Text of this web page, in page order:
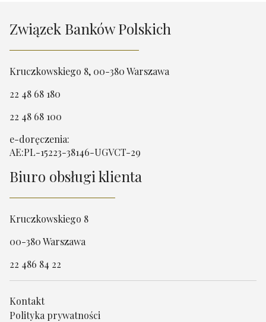
Związek Banków Polskich
Kruczkowskiego 8, 00-380 Warszawa
22 48 68 180
22 48 68 100
e-doręczenia:
AE:PL-15223-38146-UGVCT-29
Biuro obsługi klienta
Kruczkowskiego 8
00-380 Warszawa
22 486 84 22
Kontakt
Polityka prywatności